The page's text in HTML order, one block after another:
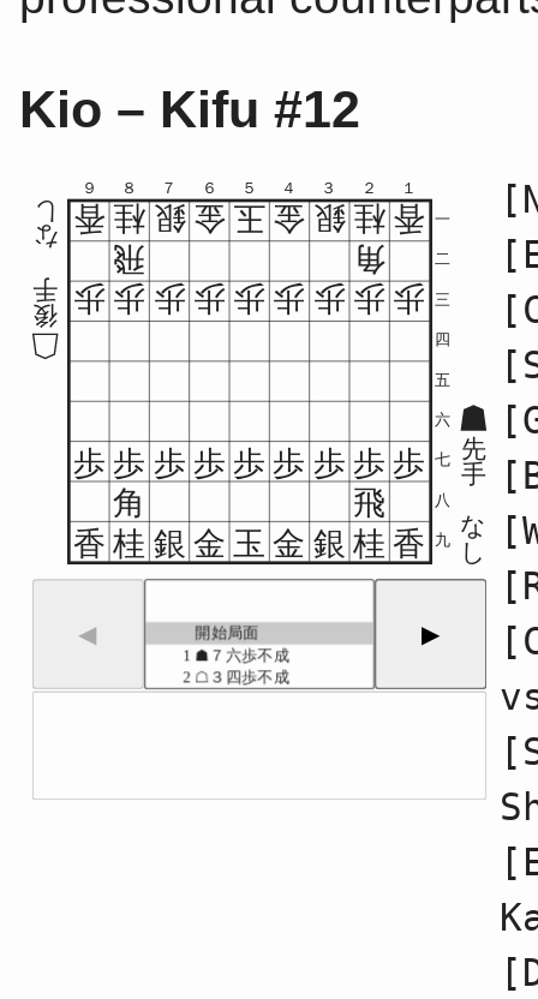
Kio – Kifu #12
９
一
８
二
７
三
６
四
５
五
４
六
３
七
２
八
１
九
香 桂 銀 金 玉 金 銀 桂 香
飛
角
歩 歩 歩 歩 歩 歩 歩 歩 歩
歩 歩 歩 歩 歩 歩 歩 歩 歩
角
飛
香 桂 銀 金 玉 金 銀 桂 香 し
な
手
先
し
な
手
後
◀
開始局面
1 ☗７六歩不成
2☖３四歩不成
3☗２六歩不成
▶